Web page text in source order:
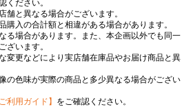
ください。
舗と異なる場合がございます。
購入の合計額と相違がある場合があります。
る場合があります。また、本企画以外でも同一
ざいます。
変更などにより実店舗在庫品やお届け商品と異
の色味が実際の商品と多少異なる場合がござい
ご利用ガイド】 をご確認ください。